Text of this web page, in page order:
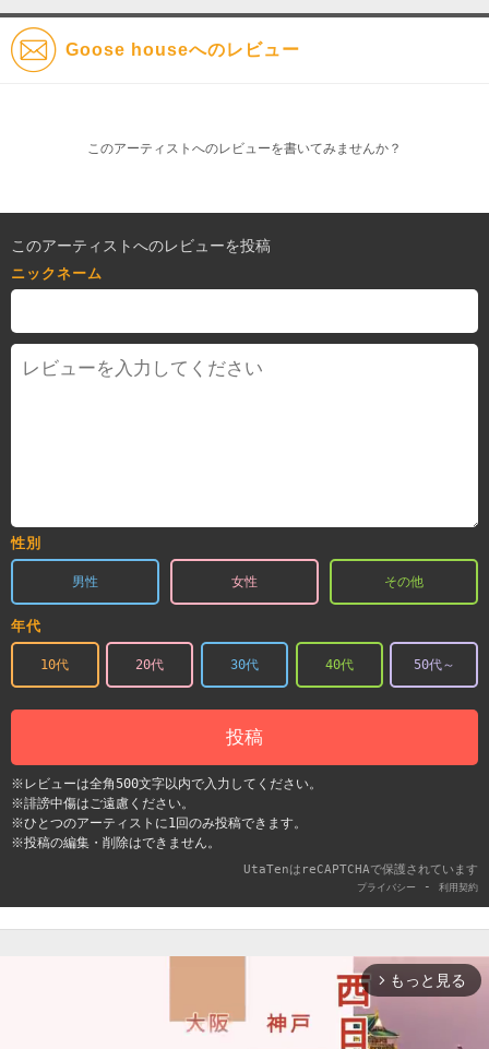
Goose houseへのレビュー
このアーティストへのレビューを書いてみませんか？
このアーティストへのレビューを投稿
ニックネーム
性別
男性 女性 その他
年代
10代 20代 30代 40代 50代～
投稿
※レビューは全角500文字以内で入力してください。
※誹謗中傷はご遠慮ください。
※ひとつのアーティストに1回のみ投稿できます。
※投稿の編集・削除はできません。
UtaTenはreCAPTCHAで保護されています
プライバシー - 利用契約
arrow_forward_ios もっと見る